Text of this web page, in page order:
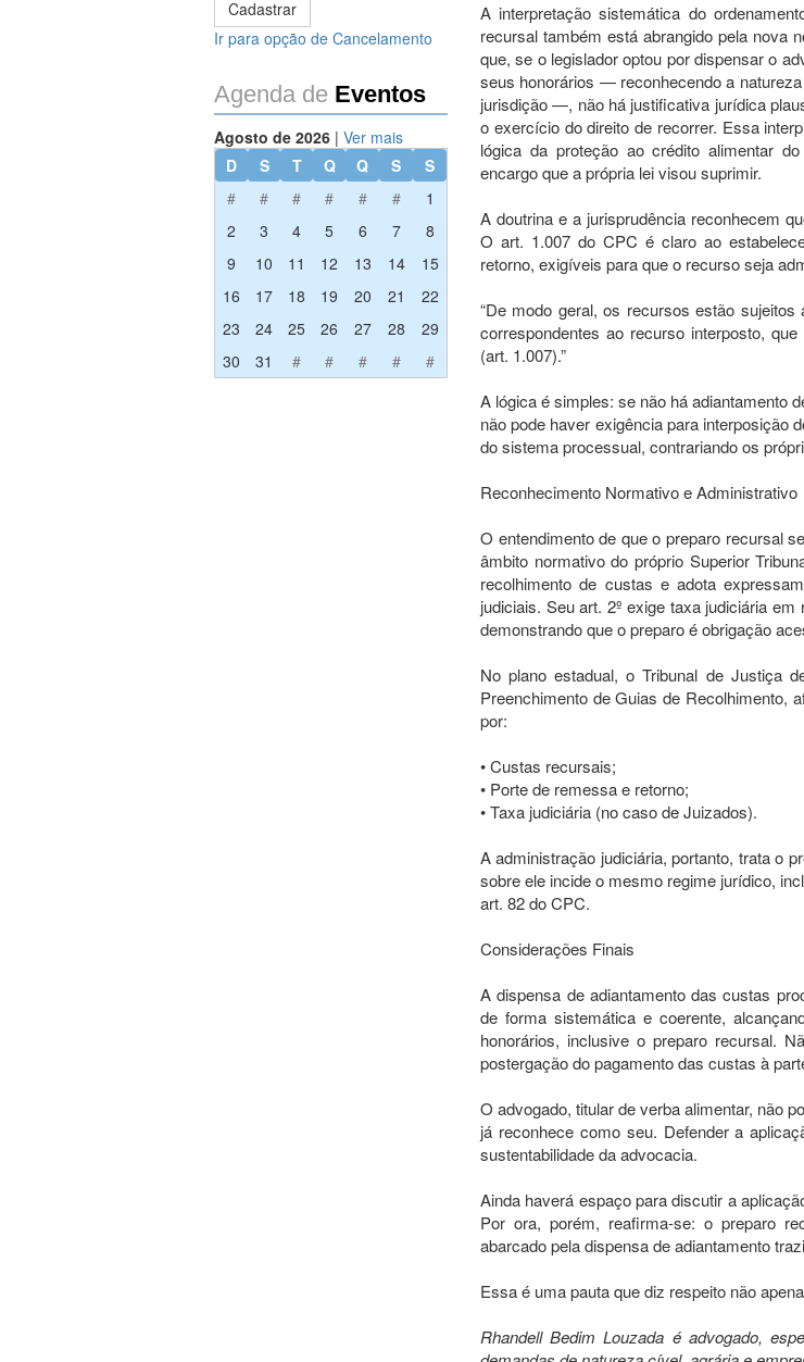
Ir para opção de Cancelamento
Agenda de Eventos
Agosto de 2026 | Ver mais
D
S T Q Q S
S
#
# # # # #
1
2
3 4 5 6 7
8
9
10 11 12 13 14
15
16
17 18 19 20 21
22
23
24 25 26 27 28
29
30
31 # # # # #
A interpretação sistemática do
recursal também está abrangido pela nova
que, se o legislador optou por dispensar o
seus honorários — reconhecendo a
jurisdição —, não há justificativa jurídica
o exercício do direito de recorrer. Essa
lógica da proteção ao crédito alimentar
encargo que a própria lei visou suprimir.
A doutrina e a jurisprudência reconhecem
O art. 1.007 do CPC é claro ao
retorno, exigíveis para que o recurso seja
“De modo geral, os recursos estão
correspondentes ao recurso interposto,
(art. 1.007).”
A lógica é simples: se não há adiantamento
não pode haver exigência para interposição
do sistema processual, contrariando os
Reconhecimento Normativo e Administrativo
O entendimento de que o preparo recursal
âmbito normativo do próprio Superior
recolhimento de custas e adota
judiciais. Seu art. 2º exige taxa judiciária
demonstrando que o preparo é obrigação
No plano estadual, o Tribunal de Justiça
Preenchimento de Guias de Recolhimento,
por:
•Custas recursais;
• Porte de remessa e retorno;
•Taxa judiciária (no caso de Juizados).
A administração judiciária, portanto, trata o
sobre ele incide o mesmo regime jurídico,
art. 82 do CPC.
Considerações Finais
A dispensa de adiantamento das custas
de forma sistemática e coerente,
honorários, inclusive o preparo recursal.
postergação do pagamento das custas à
O advogado, titular de verba alimentar, não
já reconhece como seu. Defender a
sustentabilidade da advocacia.
Ainda haverá espaço para discutir a
Por ora, porém, reafirma-se: o preparo
abarcado pela dispensa de adiantamento
Essa é uma pauta que diz respeito não
Rhandell Bedim Louzada é advogado,